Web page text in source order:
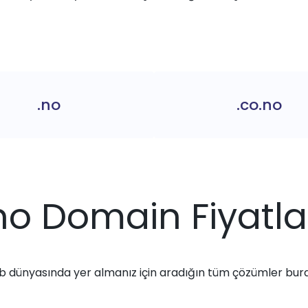
.no .co.no
Domain
dünyasında yer almanız için aradığın tüm çözümler